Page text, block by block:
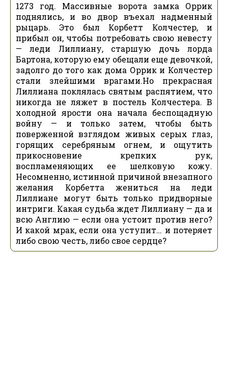
1273 год. Массивные ворота замка Оррик
поднялись, и во двор въехал надменный
рыцарь. Это был Корбетт Колчестер, и
прибыл он, чтобы потребовать свою невесту
— леди Лиллиану, старшую дочь лорда
Бартона, которую ему обещали еще девочкой,
задолго до того как дома Оррик и Колчестер
стали злейшими врагами.Но прекрасная
Лиллиана поклялась святым распятием, что
никогда не ляжет в постель Колчестера. В
холодной ярости она начала беспощадную
войну — и только затем, чтобы быть
поверженной взглядом живых серых глаз,
горящих серебряным огнем, и ощутить
прикосновение крепких рук,
воспламеняющих ее шелковую кожу.
Несомненно, истинной причиной внезапного
желания Корбетта жениться на леди
Лиллиане могут быть только придворные
интриги. Какая судьба ждет Лиллиану — да и
всю Англию — если она устоит против него?
И какой мрак, если она уступит… и потеряет
либо свою честь, либо свое сердце?